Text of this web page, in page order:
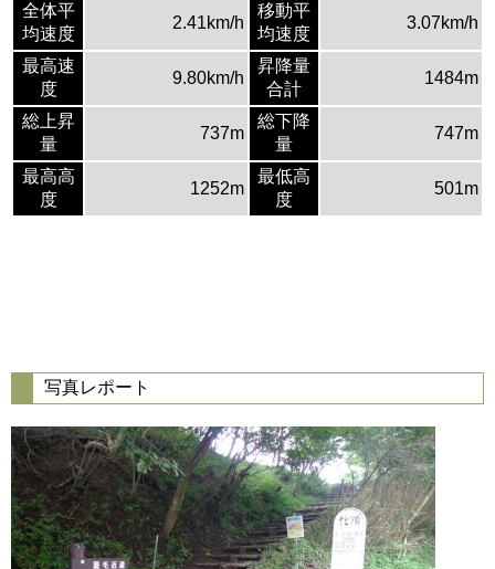
全体平
均速度
2.41km/h
移動平
均速度
3.07km/h
最高速
度
9.80km/h
昇降量
合計
1484m
総上昇
量
737m
総下降
量
747m
最高高
度
1252m
最低高
度
501m
写真レポート